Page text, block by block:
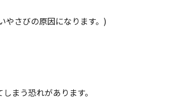
やさびの原因になります。)
まう恐れがあります。